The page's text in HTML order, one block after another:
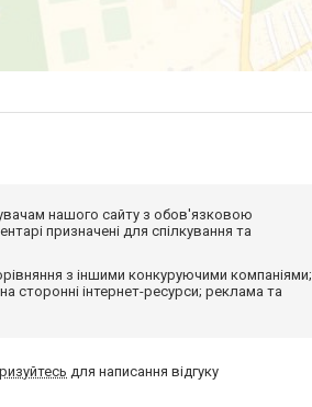
нашого сайту з обов'язковою
призначені для спілкування та
з іншими конкуруючими компаніями;
сторонні інтернет-ресурси; реклама та
для написання відгуку